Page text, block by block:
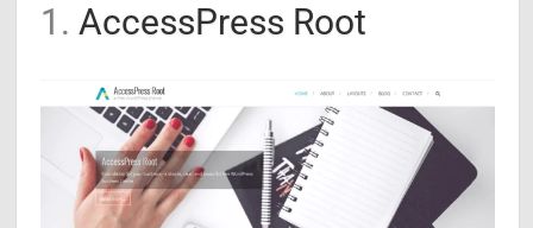
1.AccessPress Root